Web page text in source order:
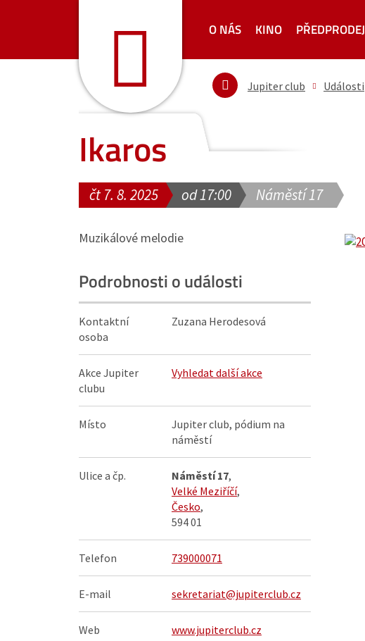
O NÁS KINO PŘEDPRODEJ
Jupiter club Události
Ikaros
čt 7. 8. 2025 od 17:00 Náměstí 17
Muzikálové melodie
Podrobnosti o události
Kontaktní
osoba
Zuzana Herodesová
Akce Jupiter
clubu
Vyhledat další akce
Místo
Jupiter club, pódium na
náměstí
Ulice a čp. Náměstí 17,
Velké Meziříčí,
Česko,
594 01
Telefon 739000071
E-mail sekretariat@jupiterclub.cz
Web www.jupiterclub.cz